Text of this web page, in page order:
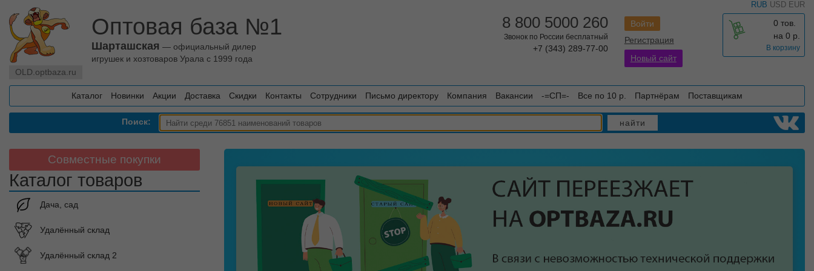
RUB USD EUR
OLD.optbaza.ru
Оптовая база №1
Шарташская — официальный дилер
игрушек и хозтоваров Урала с 1999 года
0 тов.
на 0 р.
В корзину
Войти
Регистрация
Новый сайт
8 800 5000 260
Звонок по России бесплатный
+7 (343) 289-77-00
Каталог Новинки Акции Доставка Скидки Контакты Сотрудники Письмо директору Компания Вакансии -=СП=- Все по 10 р. Партнёрам Поставщикам
Поиск: найти
Совместные покупки
Каталог товаров
Дача, сад
Удалённый склад
Удалённый склад 2